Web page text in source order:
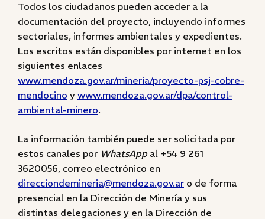
Todos los ciudadanos pueden acceder a la
documentación del proyecto, incluyendo informes
sectoriales, informes ambientales y expedientes.
Los escritos están disponibles por internet en los
siguientes enlaces
www.mendoza.gov.ar/mineria/proyecto-psj-cobre-
mendocino y www.mendoza.gov.ar/dpa/control-
ambiental-minero.
La información también puede ser solicitada por
estos canales por WhatsApp al +54 9 261
3620056, correo electrónico en
direcciondemineria@mendoza.gov.ar o de forma
presencial en la Dirección de Minería y sus
distintas delegaciones y en la Dirección de